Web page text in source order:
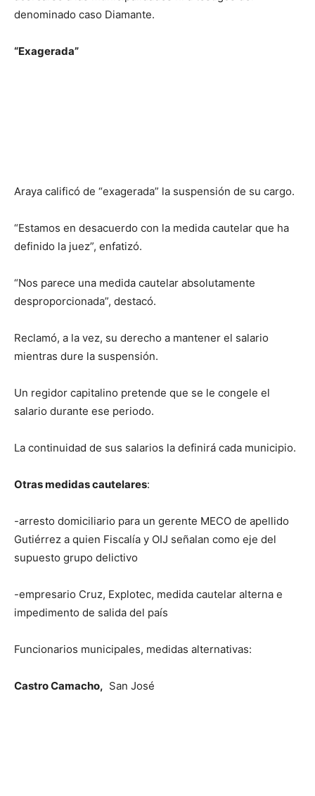
denominado caso Diamante.
“Exagerada”
Araya calificó de “exagerada” la suspensión de su cargo.
“Estamos en desacuerdo con la medida cautelar que ha
definido la juez”, enfatizó.
“Nos parece una medida cautelar absolutamente
desproporcionada”, destacó.
Reclamó, a la vez, su derecho a mantener el salario
mientras dure la suspensión.
Un regidor capitalino pretende que se le congele el
salario durante ese periodo.
La continuidad de sus salarios la definirá cada municipio.
Otras medidas cautelares:
-arresto domiciliario para un gerente MECO de apellido
Gutiérrez a quien Fiscalía y OIJ señalan como eje del
supuesto grupo delictivo
-empresario Cruz, Explotec, medida cautelar alterna e
impedimento de salida del país
Funcionarios municipales, medidas alternativas:
Castro Camacho, San José